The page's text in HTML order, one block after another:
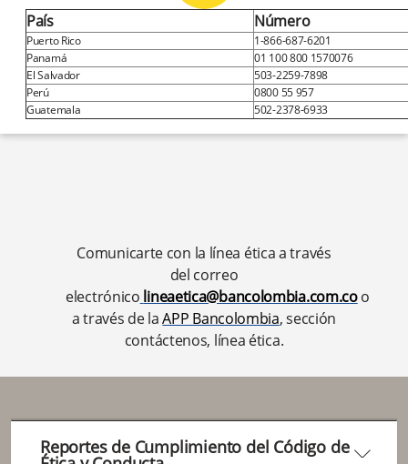
País Número
Puerto Rico
1-866-687-6201
Panamá
01 100 800 1570076
El Salvador
503-2259-7898
Perú
0800 55 957
Guatemala
502-2378-6933
Comunicarte con la línea ética a través
del correo
electrónico lineaetica@bancolombia.com.coo
a través de laAPP Bancolombia, sección
contáctenos, línea ética.
Reportes de Cumplimiento del Código de arrow2-down